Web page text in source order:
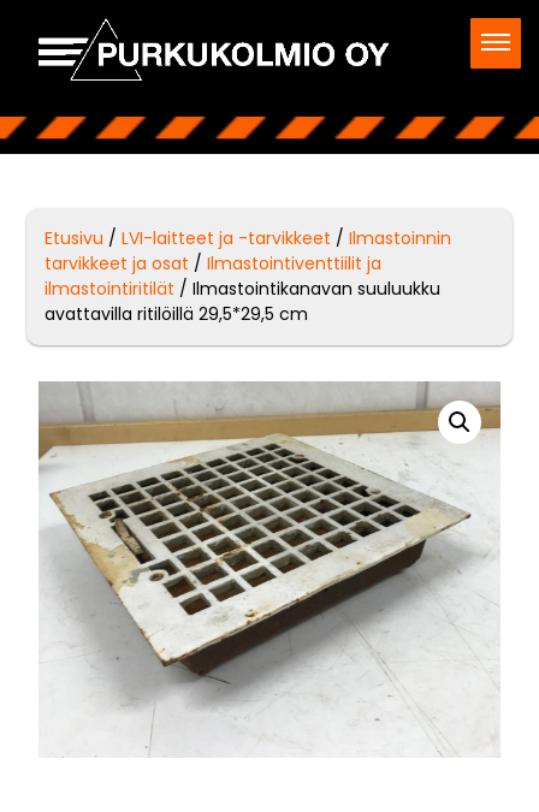
Etusivu /LVI-laitteet ja -tarvikkeet /Ilmastoinnin
tarvikkeet ja osat /Ilmastointiventtiilit ja
ilmastointiritilät / Ilmastointikanavan suuluukku
avattavilla ritilöillä 29,5*29,5 cm